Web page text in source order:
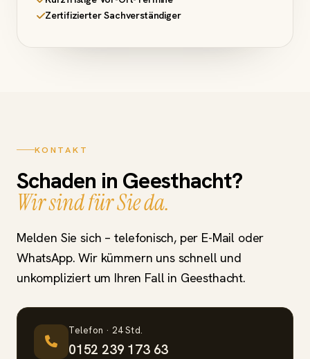
Zertifizierter Sachverständiger
KONTAKT
Schaden in Geesthacht?
Wir sind für Sie da.
Melden Sie sich – telefonisch, per E-Mail oder
WhatsApp. Wir kümmern uns schnell und
unkompliziert um Ihren Fall in Geesthacht.
Telefon · 24 Std.
0152 239 173 63